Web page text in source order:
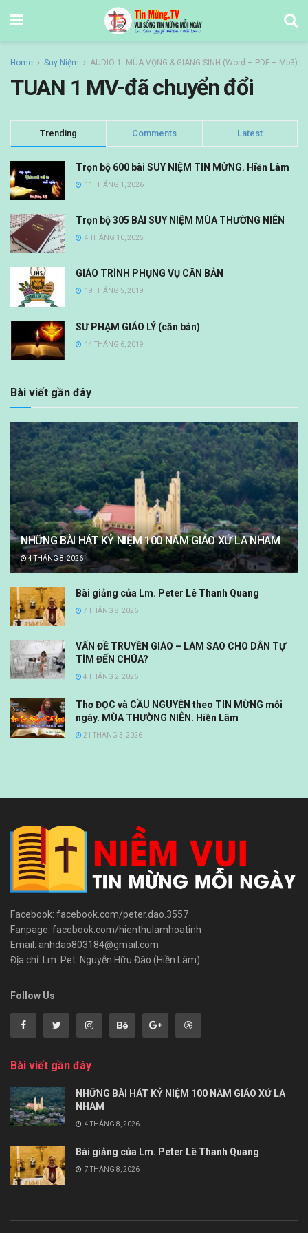
Home Suy Niệm AUDIO 1: MÙA VỌNG & GIÁNG SINH (Word – PDF – Mp3)
TUAN 1 MV-đã chuyển đổi
Trending Comments Latest
Trọn bộ 600 bài SUY NIỆM TIN MỪNG. Hiền Lâm
11 THÁNG 1, 2026
Trọn bộ 305 BÀI SUY NIỆM MÙA THƯỜNG NIÊN
4 THÁNG 10, 2025
GIÁO TRÌNH PHỤNG VỤ CĂN BẢN
19 THÁNG 5, 2019
SƯ PHẠM GIÁO LÝ (căn bản)
14 THÁNG 6, 2019
Bài viết gần đây
NHỮNG BÀI HÁT KỶ NIỆM 100 NĂM GIÁO XỨ LA NHAM
4 THÁNG 8, 2026
Bài giảng của Lm. Peter Lê Thanh Quang
7 THÁNG 8, 2026
VẤN ĐỀ TRUYỀN GIÁO – LÀM SAO CHO DÂN TỰ
TÌM ĐẾN CHÚA?
4 THÁNG 2, 2026
Thơ ĐỌC và CẦU NGUYỆN theo TIN MỪNG mỗi
ngày. MÙA THƯỜNG NIÊN. Hiền Lâm
21 THÁNG 3, 2026
Facebook: facebook.com/peter.dao.3557
Fanpage: facebook.com/hienthulamhoatinh
Email: anhdao803184@gmail.com
Địa chỉ: Lm. Pet. Nguyễn Hữu Đào (Hiền Lâm)
Follow Us
Bài viết gần đây
NHỮNG BÀI HÁT KỶ NIỆM 100 NĂM GIÁO XỨ LA
NHAM
4 THÁNG 8, 2026
Bài giảng của Lm. Peter Lê Thanh Quang
7 THÁNG 8, 2026